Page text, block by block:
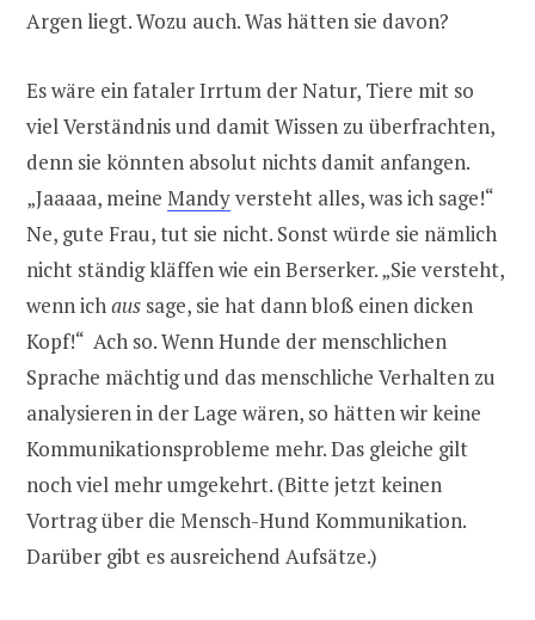
Argen liegt. Wozu auch. Was hätten sie davon?
Es wäre ein fataler Irrtum der Natur, Tiere mit so
viel Verständnis und damit Wissen zu überfrachten,
denn sie könnten absolut nichts damit anfangen.
„Jaaaaa, meine Mandyversteht alles, was ich sage!“
Ne, gute Frau, tut sie nicht. Sonst würde sie nämlich
nicht ständig kläffen wie ein Berserker. „Sie versteht,
wenn ichaus sage, sie hat dann bloß einen dicken
Kopf!“ Ach so. Wenn Hunde der menschlichen
Sprache mächtig und das menschliche Verhalten zu
analysieren in der Lage wären, so hätten wir keine
Kommunikationsprobleme mehr. Das gleiche gilt
noch viel mehr umgekehrt. (Bitte jetzt keinen
Vortrag über die Mensch-Hund Kommunikation.
Darüber gibt es ausreichend Aufsätze.)